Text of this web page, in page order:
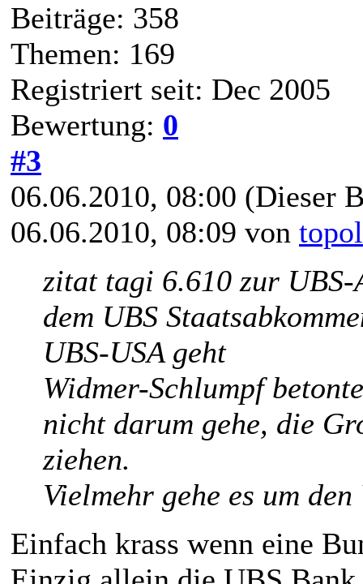
Beiträge: 358
Themen: 169
Registriert seit: Dec 2005
Bewertung: 0
#3
06.06.2010, 08:00 (Dieser
06.06.2010, 08:09 von
zitat tagi 6.610 zur
dem UBS
UBS-USA geht
Widmer-Schlumpf
nicht darum gehe, die
ziehen.
Vielmehr gehe es um
Einfach krass wenn eine